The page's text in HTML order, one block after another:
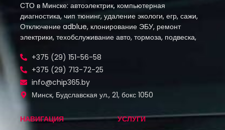
СТО в Минске: автоэлектрик, компьютерная
диагностика, чип тюнинг, удаление экологи, егр, сажи,
Отключение adblue, клонирование ЭБУ, ремонт
электрики, техобслуживание авто, тормоза, подвеска,
+375 (29) 151-56-58
+375 (29) 713-72-25
info@chip365.by
Минск, Будславская ул., 21, бокс 1050
НАВИГАЦИЯ УСЛУГИ